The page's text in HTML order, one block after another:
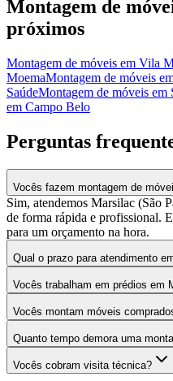
Montagem de
próximos
Montagem de móveis em Vila
MoemaMontagem de móveis
SaúdeMontagem de móveis em
em Campo Belo
Perguntas
Vocês fazem montagem de
Sim, atendemos Marsilac (São
de forma rápida e profissional.
para um orçamento na hora.
Qual o prazo para atendimento
Vocês trabalham em prédios em
Vocês montam móveis
Quanto tempo demora uma
Vocês cobram visita técnica?